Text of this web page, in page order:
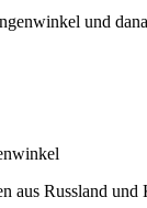
und
aus Russland und